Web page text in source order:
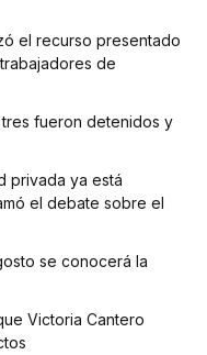
el recurso presentado
de
tres fueron detenidos y
privada ya está
el debate sobre el
se conocerá la
Victoria Cantero